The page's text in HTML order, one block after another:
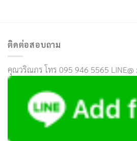
ติดต่อสอบถาม
คุณวริณภร โทร 095 946 5565 LINE@